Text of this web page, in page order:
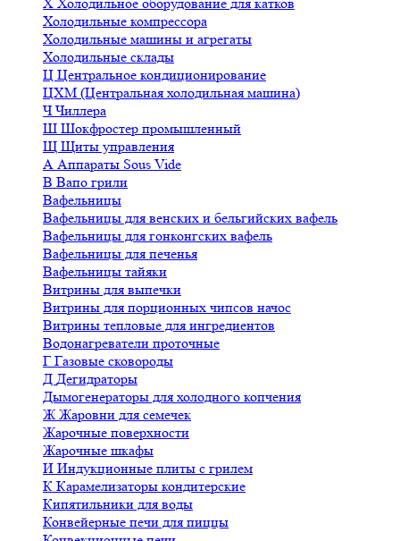
Холодильные компрессора
Холодильные машины и агрегаты
Холодильные склады
Ц Центральное кондиционирование
ЦХМ (Центральная холодильная машина)
ЧЧиллера
Ш Шокфростер промышленный
Щ Щиты управления
А Аппараты Sous Vide
В Вапо грили
Вафельницы
Вафельницы для венских и бельгийских вафель
Вафельницы для гонконгских вафель
Вафельницы для печенья
Вафельницы тайяки
Витрины для выпечки
Витрины для порционных чипсов начос
Витрины тепловые для ингредиентов
Водонагреватели проточные
Г Газовые сковороды
Д Дегидраторы
Дымогенераторы для холодного копчения
ЖЖаровни для семечек
Жарочные поверхности
Жарочные шкафы
И Индукционные плиты с грилем
К Карамелизаторы кондитерские
Кипятильники для воды
Конвейерные печи для пиццы